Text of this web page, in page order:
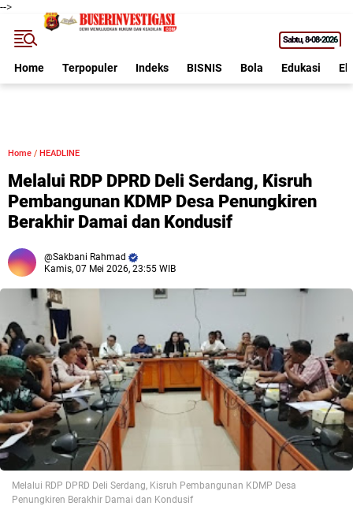
-->
Sabtu 8•08•2026
Home Terpopuler Indeks BISNIS Bola Edukasi
Home / HEADLINE
Melalui RDP DPRD Deli Serdang, Kisruh
Pembangunan KDMP Desa Penungkiren
Berakhir Damai dan Kondusif
Sakbani Rahmad
Kamis, 07 Mei 2026, 23:55 WIB
Melalui RDP DPRD Deli Serdang, Kisruh Pembangunan KDMP Desa
Penungkiren Berakhir Damai dan Kondusif